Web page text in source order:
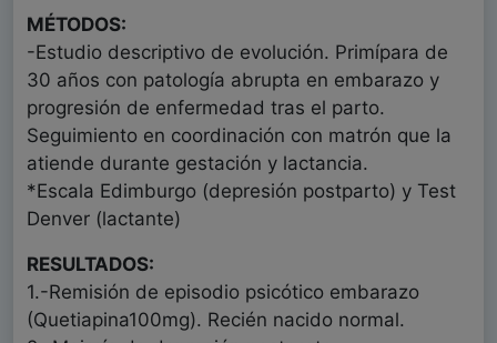
MÉTODOS:
-Estudio descriptivo de evolución. Primípara de
30 años con patología abrupta en embarazo y
progresión de enfermedad tras el parto.
Seguimiento en coordinación con matrón que la
atiende durante gestación y lactancia.
*Escala Edimburgo (depresión postparto) y Test
Denver (lactante)
RESULTADOS:
1.-Remisión de episodio psicótico embarazo
(Quetiapina100mg). Recién nacido normal.